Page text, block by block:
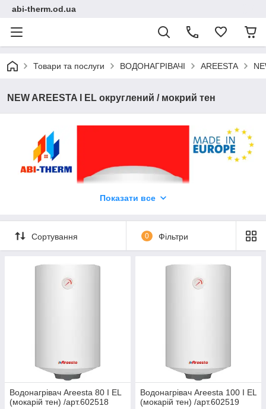
abi-therm.od.ua
Товари та послуги ВОДОНАГРІВАЧІ AREESTA
NEW AREESTA I EL округлений / мокрий тен
Показати все
Сортування 0 Фільтри
Водонагрівач Areesta 80 I EL
(мокарій тен) /арт.602518
Водонагрівач Areesta 100 I EL
(мокарій тен) /арт.602519